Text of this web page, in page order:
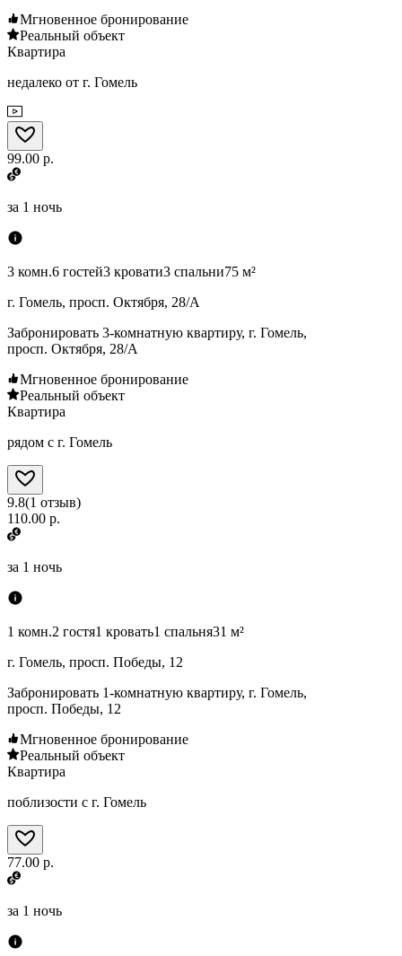
Мгновенное бронирование
Реальный объект
Квартира
недалеко от г. Гомель
99.00 р.
за 1 ночь
3 комн.6 гостей3 кровати3 спальни75 м²
г. Гомель, просп. Октября, 28/А
Забронировать 3-комнатную квартиру, г. Гомель,
просп. Октября, 28/А
Мгновенное бронирование
Реальный объект
Квартира
рядом с г. Гомель
9.8(1 отзыв)
110.00 р.
за 1 ночь
1 комн.2 гостя1 кровать1 спальня31 м²
г. Гомель, просп. Победы, 12
Забронировать 1-комнатную квартиру, г. Гомель,
просп. Победы, 12
Мгновенное бронирование
Реальный объект
Квартира
поблизости с г. Гомель
77.00 р.
за 1 ночь